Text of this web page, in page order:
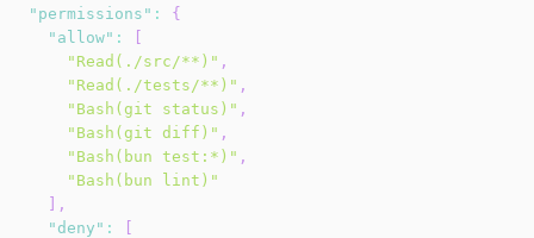
"permissions" :
{
"allow" :
[
"Read(./src/**)" ,
"Read(./tests/**)" ,
"Bash(git status)" ,
"Bash(git diff)" ,
"Bash(bun test:*)" ,
"Bash(bun lint)"
] ,
"deny" :
[